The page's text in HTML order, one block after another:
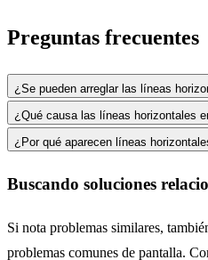
Preguntas frecuentes
¿Se pueden arreglar las líneas
¿Qué causa las líneas horizontales
¿Por qué aparecen líneas
Buscando soluciones
Si nota problemas similares,
problemas comunes de pantalla.